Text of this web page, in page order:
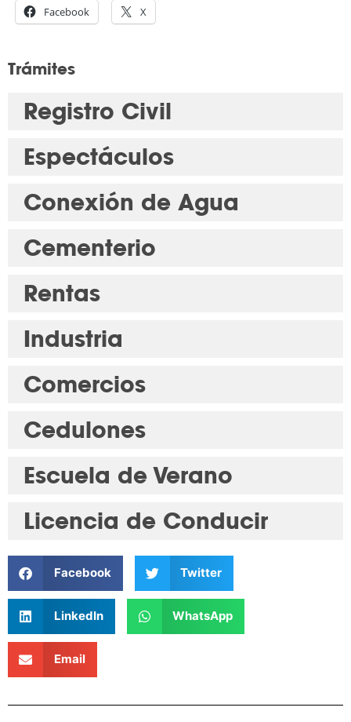
Facebook X
Trámites
Registro Civil
Espectáculos
Conexión de Agua
Cementerio
Rentas
Industria
Comercios
Cedulones
Escuela de Verano
Licencia de Conducir
Facebook Twitter
LinkedIn WhatsApp
Email